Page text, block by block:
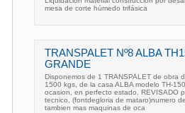
mesa de corte húmedo trifásica
TRANSPALET Nº8 ALBA
GRANDE
Disponemos de 1 TRANSPALET de obra
1500 kgs, de la casa ALBA modelo TH-
ocasion, en perfecto estado, REVISADO
tecnico, (fontdegloria de mataro)numero
tambien mas maquinas de oca